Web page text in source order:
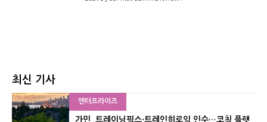
최신 기사
엔터프라이즈
가민, 트레이닝픽스·트레인히로익 인수…코칭 플랫